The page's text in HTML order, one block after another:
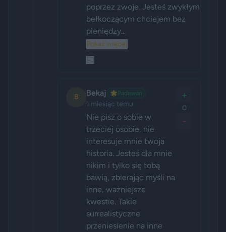
poprzez zwoje. Jesteś zwykłym
bełkoczącym chciejem bez
pieniędzy...
Pokaż więcej
B Bekaj 🌟Padawan
1 miesiąc temu
Nie pisz o sobie w
trzeciej osobie, nie
interesuje mnie twoja
historia. Jesteś dla mnie
nikim i tylko się tobą
bawią, zbierając myśli na
inne, ważniejsze
kwestie. Takie
surrealistyczne
przeniesienie na inne
+
0
-